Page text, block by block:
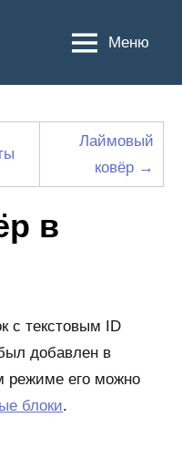
Меню
Лаймовый
ковёр →
в
с текстовым ID
добавлен в
режиме его можно
блоки.